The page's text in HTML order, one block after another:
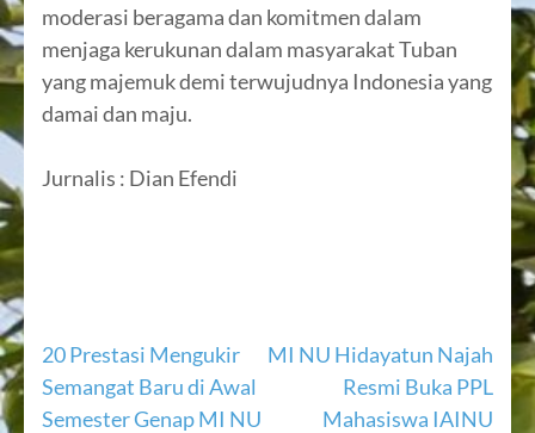
moderasi beragama dan komitmen dalam
menjaga kerukunan dalam masyarakat Tuban
yang majemuk demi terwujudnya Indonesia yang
damai dan maju.
Jurnalis : Dian Efendi
Navigasi
pos
20 Prestasi Mengukir
Semangat Baru di Awal
Semester Genap MI NU
MI NU Hidayatun Najah
Resmi Buka PPL
Mahasiswa IAINU